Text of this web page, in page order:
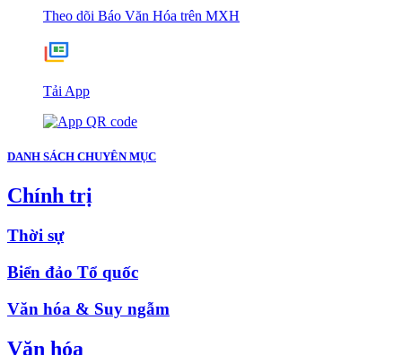
Theo dõi Báo Văn Hóa trên MXH
Tải App
DANH SÁCH CHUYÊN MỤC
Chính trị
Thời sự
Biển đảo Tổ quốc
Văn hóa & Suy ngẫm
Văn hóa